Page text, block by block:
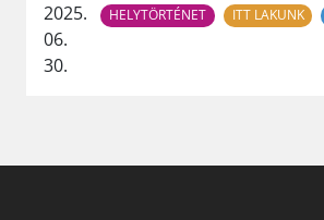
2025.
06.
30.
HELYTÖRTÉNET ITT LAKUNK